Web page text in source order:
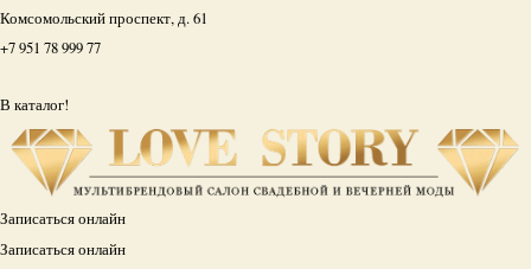
Комсомольский проспект, д. 61
+7 951 78 999 77
В каталог!
Записаться онлайн
Записаться онлайн